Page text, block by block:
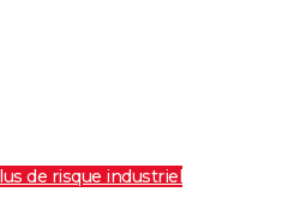
de risque industriel